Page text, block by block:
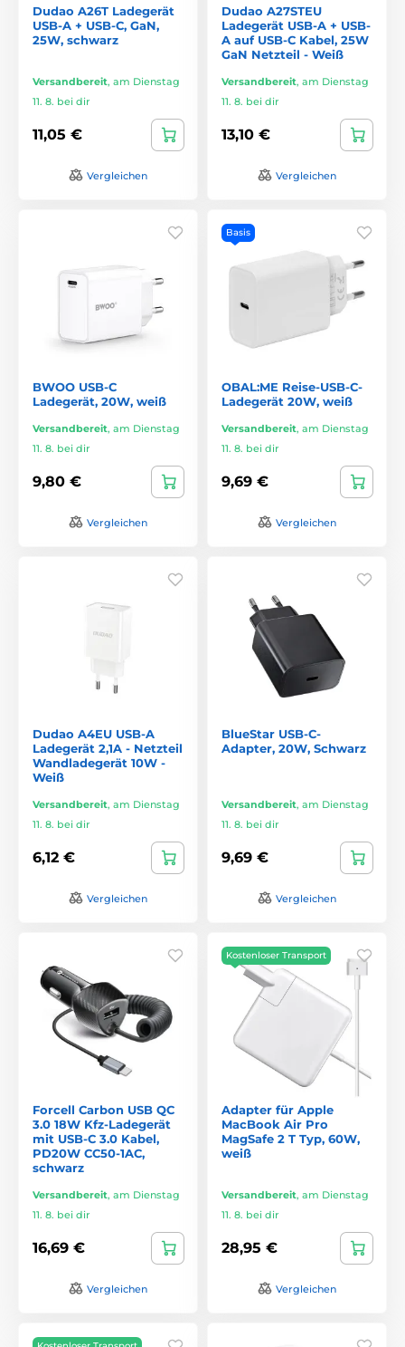
Dudao A26T Ladegerät
USB-A + USB-C, GaN,
25W, schwarz
Versandbereit, am Dienstag
11. 8. bei dir
11,05 €
Vergleichen
Dudao A27STEU
Ladegerät USB-A + USB-
A auf USB-C Kabel, 25W
GaN Netzteil - Weiß
Versandbereit, am Dienstag
11. 8. bei dir
13,10 €
Vergleichen
BWOO USB-C
Ladegerät, 20W, weiß
Versandbereit, am Dienstag
11. 8. bei dir
9,80 €
Vergleichen
Basis
OBAL:ME Reise-USB-C-
Ladegerät 20W, weiß
Versandbereit, am Dienstag
11. 8. bei dir
9,69 €
Vergleichen
Dudao A4EU USB-A
Ladegerät 2,1A - Netzteil
Wandladegerät 10W -
Weiß
Versandbereit, am Dienstag
11. 8. bei dir
6,12 €
Vergleichen
BlueStar USB-C-
Adapter, 20W, Schwarz
Versandbereit, am Dienstag
11. 8. bei dir
9,69 €
Vergleichen
Forcell Carbon USB QC
3.0 18W Kfz-Ladegerät
mit USB-C 3.0 Kabel,
PD20W CC50-1AC,
schwarz
Versandbereit, am Dienstag
11. 8. bei dir
16,69 €
Vergleichen
Kostenloser Transport
Adapter für Apple
MacBook Air Pro
MagSafe 2 T Typ, 60W,
weiß
Versandbereit, am Dienstag
11. 8. bei dir
28,95 €
Vergleichen